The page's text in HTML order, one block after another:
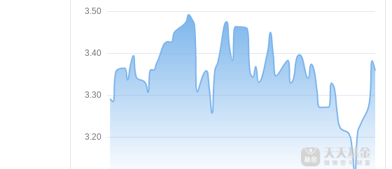
3.20
3.30
3.40
3.50